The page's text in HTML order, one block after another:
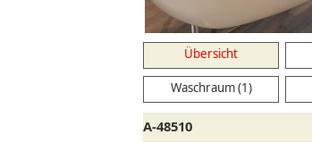
Übersicht
Waschraum (1)
A-48510